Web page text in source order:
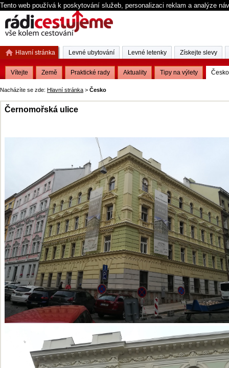
Tento web používá k poskytování služeb, personalizaci reklam a analýze
Nacházíte se zde: Hlavní stránka > Česko
Černomořská ulice
Hlavní stránka
Vítejte Země Praktické rady Aktuality Tipy na výlety Česko
Levné ubytování Levné letenky Získejte slevy